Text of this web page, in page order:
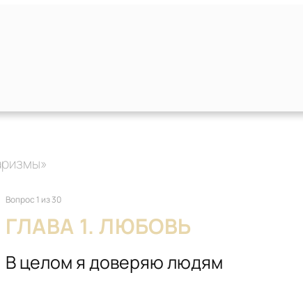
Вопрос 1 из 30
ГЛАВА 1. ЛЮБОВЬ
В целом я доверяю людям